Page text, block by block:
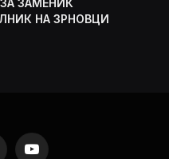
ЗАМЕНИК
НА ЗРНОВЦИ
YouTube